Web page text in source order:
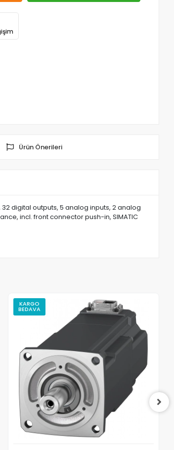
Ürün Önerileri
32 digital outputs, 5 analog inputs, 2 analog
incl. front connector push-in, SIMATIC
KARGO
BEDAVA